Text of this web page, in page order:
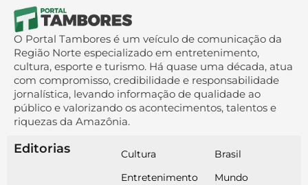
O Portal Tambores é um veículo de comunicação da
Região Norte especializado em entretenimento,
cultura, esporte e turismo. Há quase uma década, atua
com compromisso, credibilidade e responsabilidade
jornalística, levando informação de qualidade ao
público e valorizando os acontecimentos, talentos e
riquezas da Amazônia.
Editorias
Cultura
Entretenimento
Brasil
Mundo